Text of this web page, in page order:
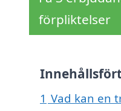
förpliktelser
1 Vad kan en